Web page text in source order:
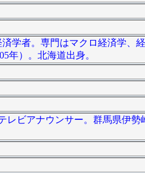
学者。専門はマクロ経済学、
年）。北海道出身。
レビアナウンサー。群馬県伊